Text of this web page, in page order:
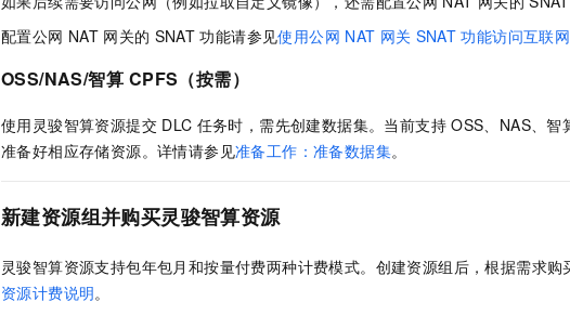
配置公网 NAT 网关的 SNAT 功能请参见使用公网 NAT 网关 SNAT 功能访问互联网
OSS/NAS/智算 CPFS（按需）
使用灵骏智算资源提交 DLC 任务时，需先创建数据集。当前支持 OSS、NAS、智
准备好相应存储资源。详情请参见准备工作：准备数据集。
新建资源组并购买灵骏智算资源
灵骏智算资源支持包年包月和按量付费两种计费模式。创建资源组后，根据需求
资源计费说明。